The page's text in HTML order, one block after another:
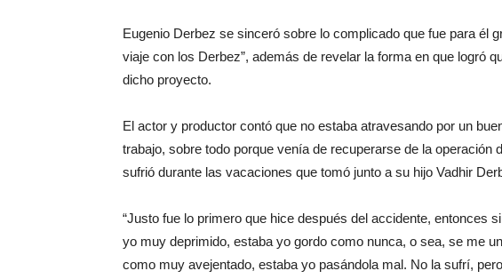
Eugenio Derbez se sinceró sobre lo complicado que fue para él
viaje con los Derbez”, además de revelar la forma en que logró
dicho proyecto.
El actor y productor contó que no estaba atravesando por un
trabajo, sobre todo porque venía de recuperarse de la operación
sufrió durante las vacaciones que tomó junto a su hijo Vadhir
“Justo fue lo primero que hice después del accidente, entonces
yo muy deprimido, estaba yo gordo como nunca, o sea, se me
como muy avejentado, estaba yo pasándola mal. No la sufrí,